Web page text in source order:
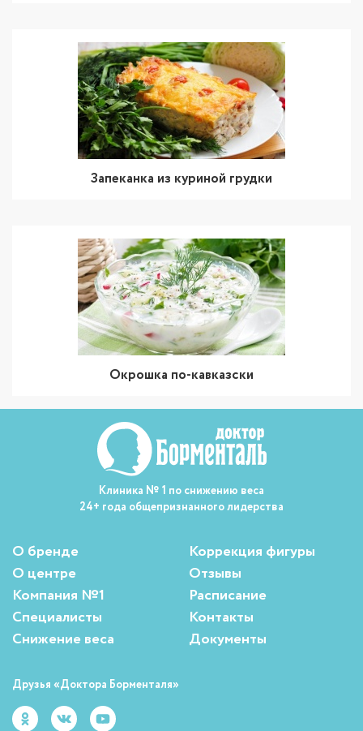
Запеканка из куриной грудки
Окрошка по-кавказски
Клиника № 1 по снижению веса
24+ года общепризнанного лидерства
О бренде
О центре
Компания №1
Специалисты
Снижение веса
Коррекция фигуры
Отзывы
Расписание
Контакты
Документы
Друзья «Доктора Борменталя»